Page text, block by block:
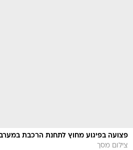
פצועה בפיגוע מחוץ לתחנת הרכבת במערב
צילום מסך